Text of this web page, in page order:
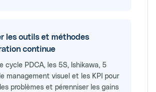
les outils et méthodes
continue
cycle PDCA, les 5S, Ishikawa, 5
management visuel et les KPI pour
problèmes et pérenniser les gains